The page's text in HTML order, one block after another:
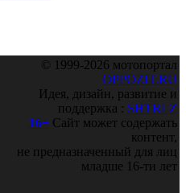
© 1999-2026 мотопортал
OPPOZIT.RU
Идея, дизайн, развитие и
поддержка : SHTRLZ
16+ Сайт может содержать
контент,
не предназначенный для лиц
младше 16-ти лет